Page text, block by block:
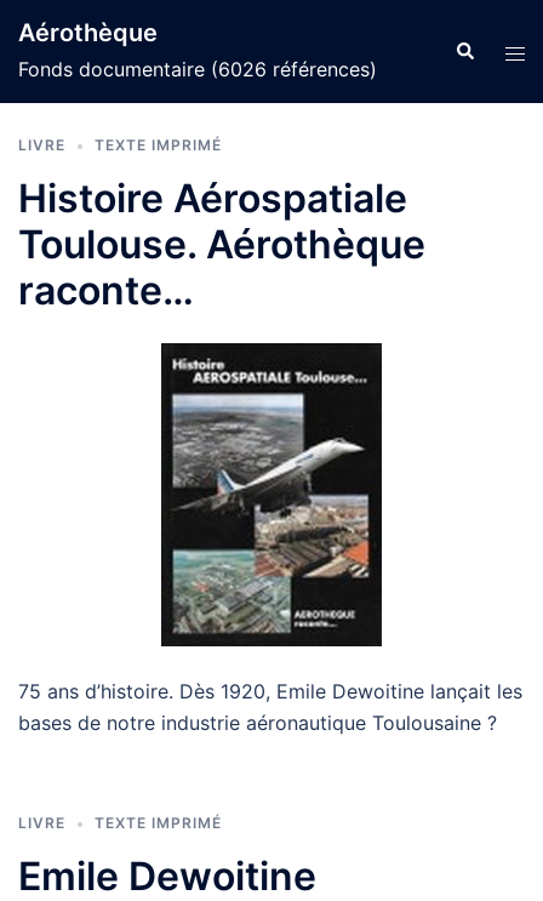
au
contenu
Aérothèque
Fonds documentaire (6026 références)
LIVRE TEXTE IMPRIMÉ
Histoire Aérospatiale
Toulouse. Aérothèque
raconte…
75 ans d’histoire. Dès 1920, Emile Dewoitine lançait les
bases de notre industrie aéronautique Toulousaine ?
LIVRE TEXTE IMPRIMÉ
Emile Dewoitine